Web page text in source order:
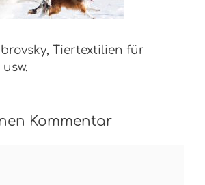
Tiertextilien für
Kommentar